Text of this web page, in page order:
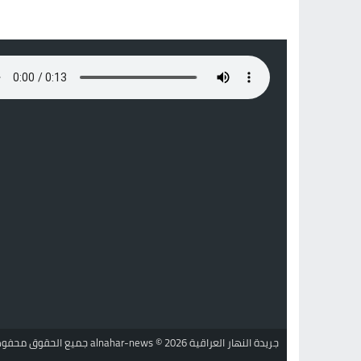
جريدة النهار العراقية alnahar-news© 2026 جميع الحقوق محفوظة.